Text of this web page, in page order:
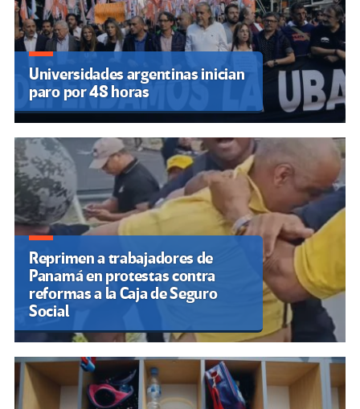
Universidades argentinas inician
paro por 48 horas
Reprimen a trabajadores de
Panamá en protestas contra
reformas a la Caja de Seguro
Social